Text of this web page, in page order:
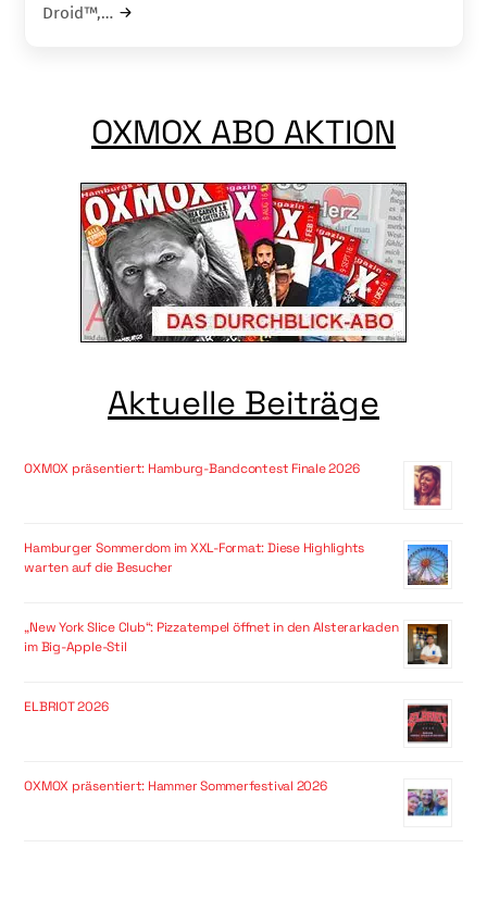
Droid™,…
OXMOX ABO AKTION
Aktuelle Beiträge
OXMOX präsentiert: Hamburg-Bandcontest Finale 2026
Hamburger Sommerdom im XXL-Format: Diese Highlights
warten auf die Besucher
„New York Slice Club“: Pizzatempel öffnet in den Alsterarkaden
im Big-Apple-Stil
ELBRIOT 2026
OXMOX präsentiert: Hammer Sommerfestival 2026